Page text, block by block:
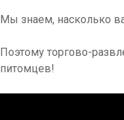
Мы знаем, насколько
Поэтому торгово-
питомцев!